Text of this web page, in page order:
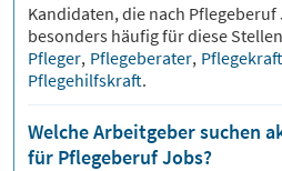
Kandidaten, die nach Pflegeberuf
besonders häufig für diese
Pfleger, Pflegeberater,
Pflegehilfskraft.
Welche Arbeitgeber suchen
für Pflegeberuf Jobs?